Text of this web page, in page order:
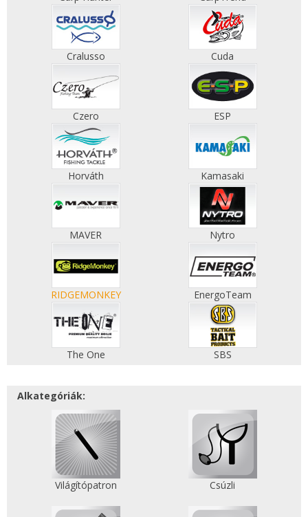
Cralusso Cuda
Czero ESP
Horváth Kamasaki
MAVER Nytro
RIDGEMONKEY EnergoTeam
The One SBS
Alkategóriák:
Világítópatron Csúzli